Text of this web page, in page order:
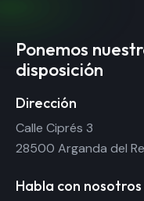
Ponemos
disposición
Dirección
Calle Ciprés 3
28500 Arganda del
Habla con nosotros